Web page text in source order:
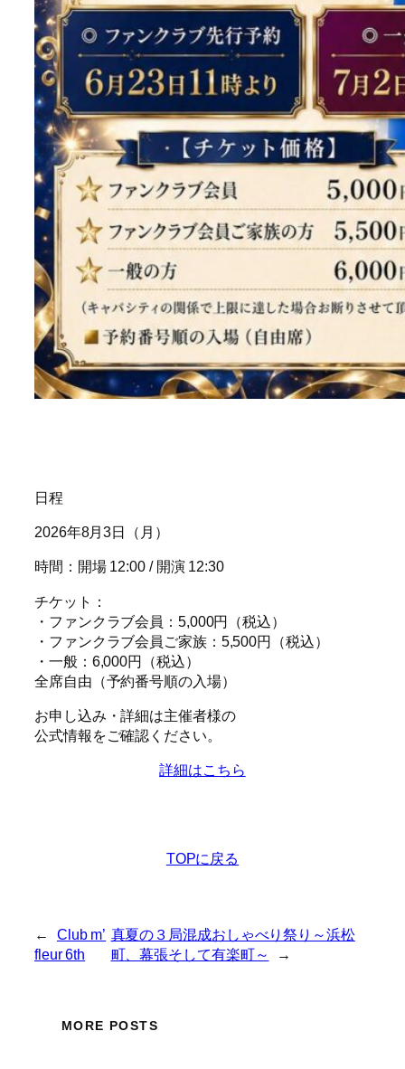
日程
2026年8月3日（月）
時間：開場 12:00 / 開演 12:30
チケット：
・ファンクラブ会員：5,000円（税込）
・ファンクラブ会員ご家族：5,500円（税込）
・一般：6,000円（税込）
全席自由（予約番号順の入場）
お申し込み・詳細は主催者様の
公式情報をご確認ください。
詳細はこちら
TOPに戻る
←
Club m’
fleur 6th
真夏の３局混成おしゃべり祭り～浜松
町、幕張そして有楽町～
→
MORE POSTS